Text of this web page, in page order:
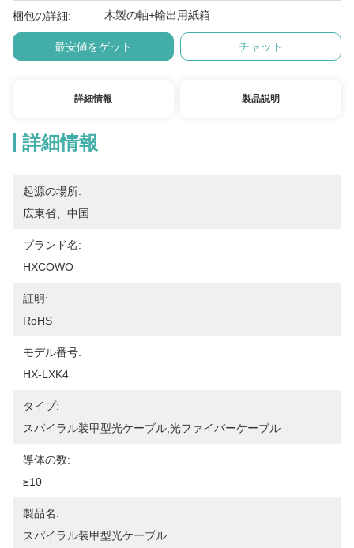
梱包の詳細: 木製の軸+輸出用紙箱
最安値をゲット チャット
詳細情報 製品説明
詳細情報
起源の場所:
広東省、中国
ブランド名:
HXCOWO
証明:
RoHS
モデル番号:
HX-LXK4
タイプ:
スパイラル装甲型光ケーブル,光ファイバーケーブル
導体の数:
≥10
製品名:
スパイラル装甲型光ケーブル